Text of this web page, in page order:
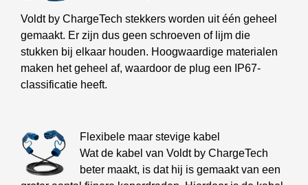
Voldt by ChargeTech stekkers worden uit één geheel
gemaakt. Er zijn dus geen schroeven of lijm die
stukken bij elkaar houden. Hoogwaardige materialen
maken het geheel af, waardoor de plug een IP67-
classificatie heeft.
Flexibele maar stevige kabel
Wat de kabel van Voldt by ChargeTech
beter maakt, is dat hij is gemaakt van een